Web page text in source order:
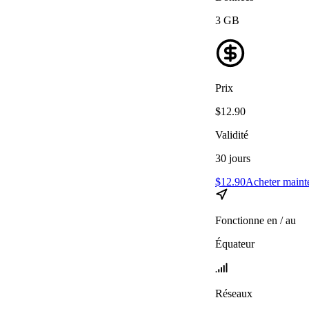
3 GB
Prix
$12.90
Validité
30 jours
$12.90Acheter
Fonctionne en / au
Équateur
Réseaux